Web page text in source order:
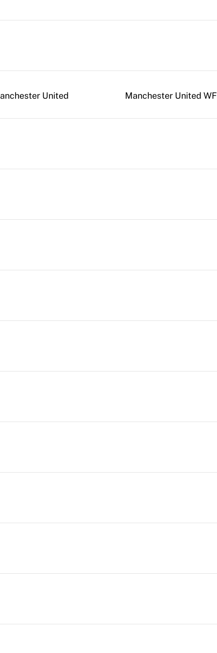
United Manchester United